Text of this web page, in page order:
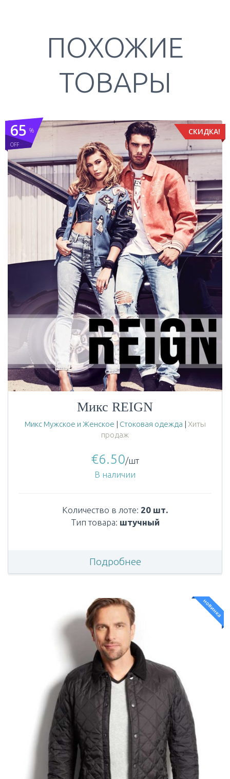
ПОХОЖИЕ
ТОВАРЫ
СКИДКА!
%
OFF
65
Микс REIGN
Микс Мужское и Женское | Стоковая одежда | Хиты
продаж
€6.50/шт
В наличии
Количество в лоте: 20 шт.
Тип товара: штучный
Подробнее
новинка